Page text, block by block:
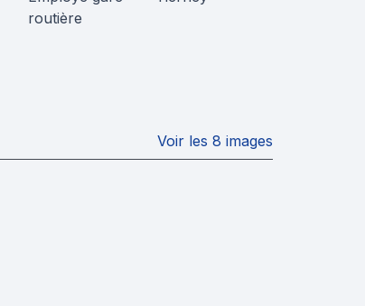
routière
Voir les 8 images